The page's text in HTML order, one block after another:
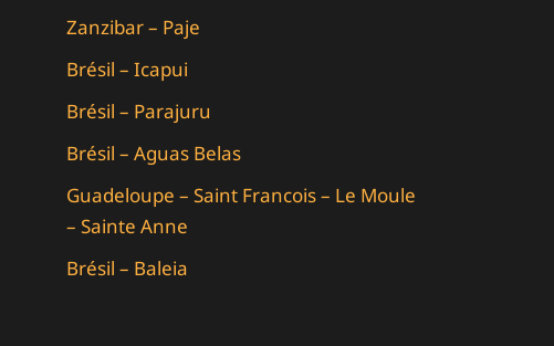
Zanzibar – Paje
Brésil – Icapui
Brésil – Parajuru
Brésil – Aguas Belas
Guadeloupe – Saint Francois – Le Moule
– Sainte Anne
Brésil – Baleia